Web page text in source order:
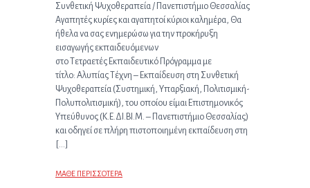
Συνθετική Ψυχοθεραπεία / Πανεπιστήμιο Θεσσαλίας
Αγαπητές κυρίες και αγαπητοί κύριοι καλημέρα, Θα
ήθελα να σας ενημερώσω για την προκήρυξη
εισαγωγής εκπαιδευόμενων
στο Τετραετές Εκπαιδευτικό Πρόγραμμα με
τίτλο: Αλυπίας Τέχνη – Εκπαίδευση στη Συνθετική
Ψυχοθεραπεία (Συστημική, Υπαρξιακή, Πολιτισμική-
Πολυπολιτισμική), του οποίου είμαι Επιστημονικός
Υπεύθυνος (Κ.Ε.ΔΙ.ΒΙ.Μ. – Πανεπιστήμιο Θεσσαλίας)
και οδηγεί σε πλήρη πιστοποιημένη εκπαίδευση στη
[…]
ΜΑΘΕ ΠΕΡΙΣΣΟΤΕΡΑ